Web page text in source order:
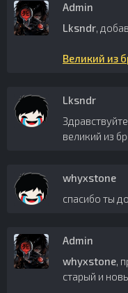
Admin
Lksndr,
Великий из
Lksndr
великий из
whyxstone
спасибо ты
Admin
whyxstone,
старый и